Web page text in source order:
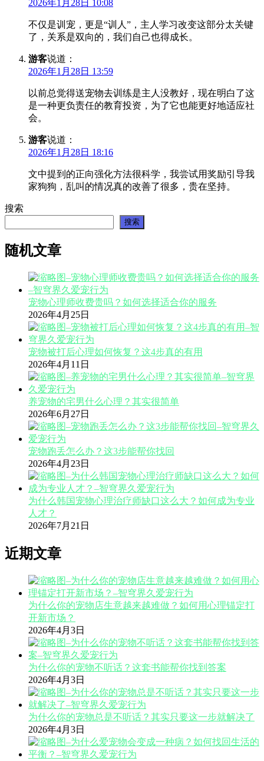
2026年1月28日 10:08
不仅是训宠，更是“训人”，主人学习改变这部分太关键
了，关系是双向的，我们自己也得成长。
游客说道：
2026年1月28日 13:59
以前总觉得送宠物去训练是主人没教好，现在明白了这
是一种更负责任的教育投资，为了它也能更好地适应社
会。
游客说道：
2026年1月28日 18:16
文中提到的正向强化方法很科学，我尝试用奖励引导我
家狗狗，乱叫的情况真的改善了很多，贵在坚持。
搜索
搜索
随机文章
宠物心理师收费贵吗？如何选择适合你的服务
2026年4月25日
宠物被打后心理如何恢复？这4步真的有用
2026年4月11日
养宠物的宅男什么心理？其实很简单
2026年6月27日
宠物跑丢怎么办？这3步能帮你找回
2026年4月23日
为什么韩国宠物心理治疗师缺口这么大？如何成为专业
人才？
2026年7月21日
近期文章
为什么你的宠物店生意越来越难做？如何用心理锚定打
开新市场？
2026年4月3日
为什么你的宠物不听话？这套书能帮你找到答案
2026年4月3日
为什么你的宠物总是不听话？其实只要这一步就解决了
2026年4月3日